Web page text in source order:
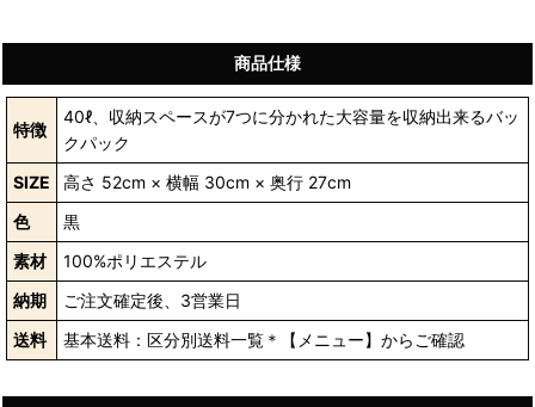
商品仕様
特徴
40ℓ、収納スペースが7つに分かれた大容量を収納出来るバッ
クパック
SIZE
高さ 52cm × 横幅 30cm × 奥行 27cm
色
黒
素材
100%ポリエステル
納期
ご注文確定後、3営業日
送料
基本送料：区分別送料一覧＊【メニュー】からご確認